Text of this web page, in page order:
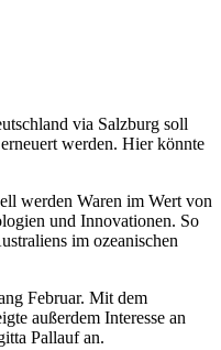
via Salzburg soll
werden. Hier könnte
werden Waren im Wert von
und Innovationen. So
im ozeanischen
Februar. Mit dem
außerdem Interesse an
Pallauf an.